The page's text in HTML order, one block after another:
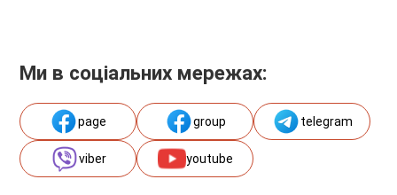
Ми в соціальних мережах:
page group telegram
viber youtube